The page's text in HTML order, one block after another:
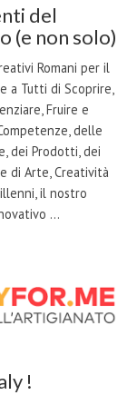
del
(e non solo)
Romani per il
a Tutti di Scoprire,
Fruire e
delle
dei Prodotti, dei
di Arte, Creatività
il nostro
…
!